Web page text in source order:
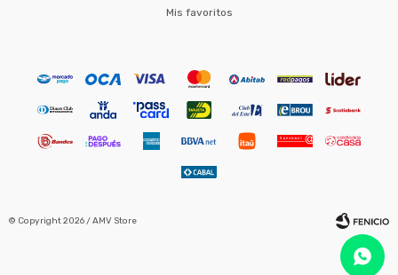
Mis favoritos
© Copyright 2026 / AMV Store